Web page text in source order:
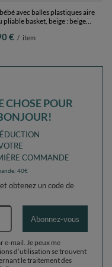
avec balles plastiques aire
pliable basket, beige : beige
€ / item
CHOSE POUR
COMMANDE
40€
obtenez un code de
e-mail
Abonnez-vous
e-mail. Je peux me
d’utilisation se trouvent
le traitement des